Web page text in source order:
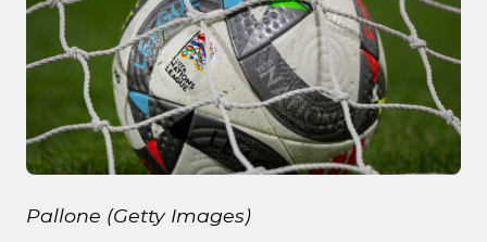
Pallone (Getty Images)